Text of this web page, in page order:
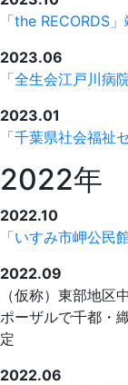
「the RECORDS
2023.06
「全生会江戸川病
2023.01
「千葉県社会福祉
2022年
2022.10
「いすみ市岬公民
2022.09
（仮称）東部地区
ポーザルで千都・
定
2022.06